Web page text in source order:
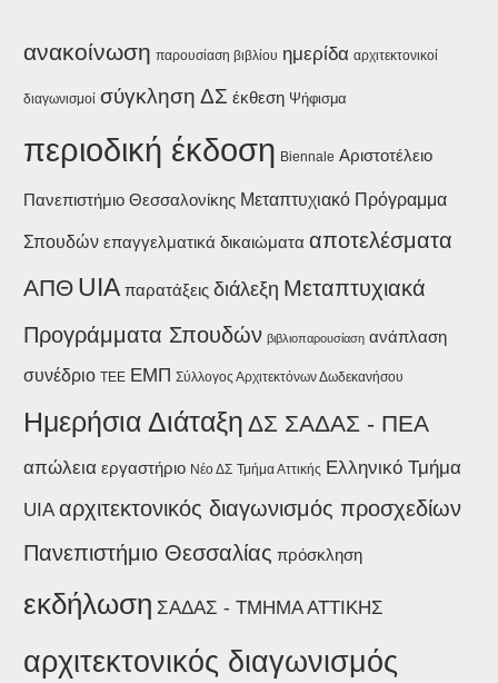
ανακοίνωση παρουσίαση βιβλίου ημερίδα αρχιτεκτονικοί
διαγωνισμοί σύγκληση ΔΣ έκθεση Ψήφισμα
περιοδική έκδοση Biennale Αριστοτέλειο
Πανεπιστήμιο Θεσσαλονίκης Μεταπτυχιακό Πρόγραμμα
Σπουδών επαγγελματικά δικαιώματα αποτελέσματα
ΑΠΘ UIA παρατάξεις διάλεξη Μεταπτυχιακά
Προγράμματα Σπουδών βιβλιοπαρουσίαση ανάπλαση
συνέδριο ΤΕΕ ΕΜΠ Σύλλογος Αρχιτεκτόνων Δωδεκανήσου
Ημερήσια Διάταξη ΔΣ ΣΑΔΑΣ - ΠΕΑ
απώλεια εργαστήριο Νέο ΔΣ Τμήμα Αττικής Ελληνικό Τμήμα
UIA αρχιτεκτονικός διαγωνισμός προσχεδίων
Πανεπιστήμιο Θεσσαλίας πρόσκληση
εκδήλωση ΣΑΔΑΣ - ΤΜΗΜΑ ΑΤΤΙΚΗΣ
αρχιτεκτονικός διαγωνισμός